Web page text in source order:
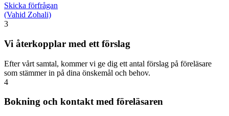
Skicka förfrågan
(Vahid Zohali)
3
Vi återkopplar med ett förslag
Efter vårt samtal, kommer vi ge dig ett antal förslag på föreläsare
som stämmer in på dina önskemål och behov.
4
Bokning och kontakt med föreläsaren